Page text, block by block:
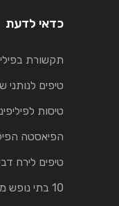
כדאי לדעת
תקשורת
טיפים לנותני
טיסות
הפיאסטה
טיפים לירח
10 בתי נופש מפנקים